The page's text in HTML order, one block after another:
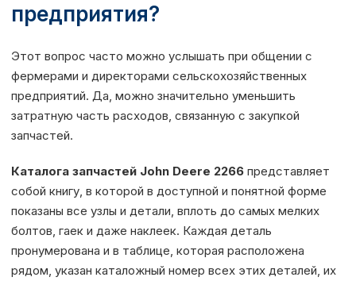
предприятия?
Этот вопрос часто можно услышать при общении с
фермерами и директорами сельскохозяйственных
предприятий. Да, можно значительно уменьшить
затратную часть расходов, связанную с закупкой
запчастей.
Каталога запчастей John Deere 2266 представляет
собой книгу, в которой в доступной и понятной форме
показаны все узлы и детали, вплоть до самых мелких
болтов, гаек и даже наклеек. Каждая деталь
пронумерована и в таблице, которая расположена
рядом, указан каталожный номер всех этих деталей, их